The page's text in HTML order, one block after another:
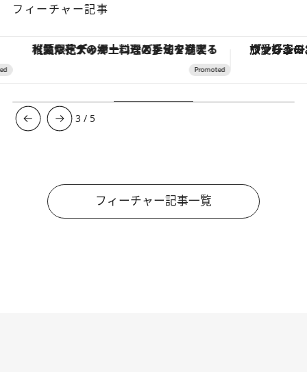
フィーチャー記事
【夏限定ディナーコース】旬を迎える稚鮎や花ズッキーニなどをイタリア・トスカーナの郷土料理の手法で満喫！ ヴァシュロン・コンスタンタ
3 / 5
フィーチャー記事一覧